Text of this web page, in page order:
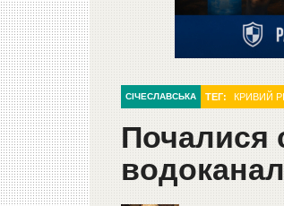
СІЧЕСЛАВСЬКА ТЕГ: КРИВИЙ
Почалися